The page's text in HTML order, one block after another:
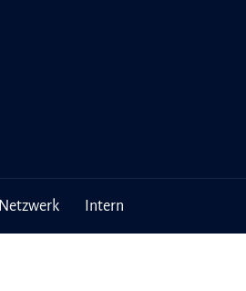
Netzwerk Intern